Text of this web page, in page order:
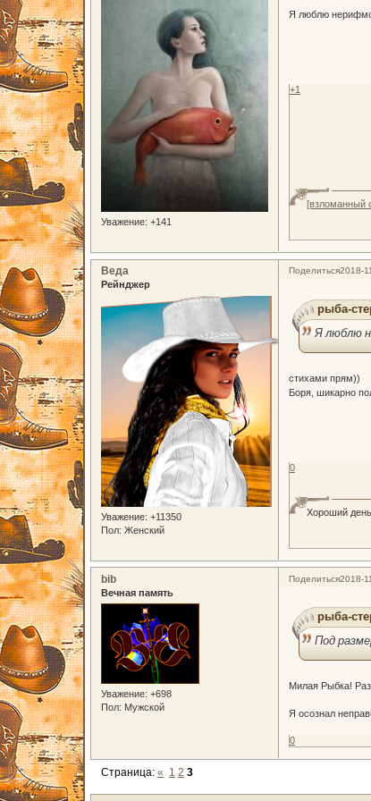
Уважение: +141
Я люблю
[взломанный
+1
Поделиться2018-
Веда
Рейнджер
Уважение: +11350
Пол: Женский
рыба-
Я люблю
стихами прям))
Боря, шикарно
Хороший
0
Поделиться2018-
bib
Вечная память
Уважение: +698
Пол: Мужской
рыба-
Под
Милая Рыбка!
Я осознал
0
Страница: « 1 2 3